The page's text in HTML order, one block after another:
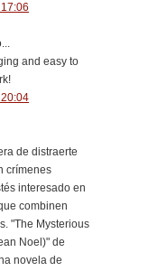
and easy to
de distraerte
crímenes
interesado en
combinen
"The Mysterious
Noel)" de
novela de